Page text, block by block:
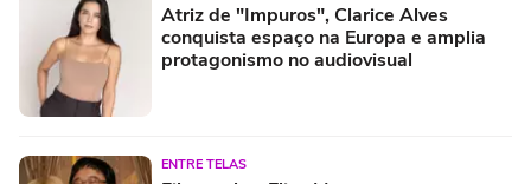
Atriz de "Impuros", Clarice Alves
conquista espaço na Europa e amplia
protagonismo no audiovisual
ENTRE TELAS